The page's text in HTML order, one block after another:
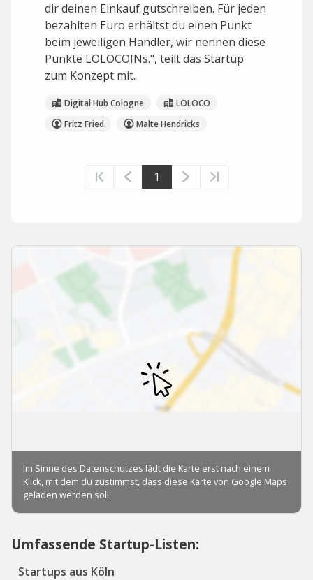
dir deinen Einkauf gutschreiben. Für jeden
bezahlten Euro erhältst du einen Punkt
beim jeweiligen Händler, wir nennen diese
Punkte LOLOCOINs.", teilt das Startup
zum Konzept mit.
Digital Hub Cologne
LOLOCO
Fritz Fried
Malte Hendricks
1
Umfassende Startup-Listen:
Startups aus Köln